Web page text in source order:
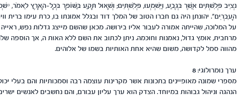
נְצִיב פְּלִשְׁתִּים אֲשֶׁר בְּגֶבַע, וַיִּשְׁמְעוּ, פְּלִשְׁתִּים; וְשָׁאוּל תָּקַע בַּשּׁוֹפָר בְּכָל-הָאָרֶץ לֵאמֹר,
הָעִבְרִים". יהונתן היה גם חברו הטוב של המלך דוד ובגלל אמונתו בו, כרת עימו ברית
על המלוכה, שהייתה אמורה לעבור אליו בירושה. מכאן שהשם מייצג גדלות נפש, ראייה
מרחבית, אומץ גדול, נאמנות וחוכמה. ניתן לכתוב את השם ללא האות ה, אך הוספה
מהווה סמל לקדושה, משום שהיא אחת האותיות בשמו של אלוהים.
ערך נומרולוגי: 8
מספרי שמונה מאופיינים בתכונות אשר מקרינות עוצמה רבה וסמכותיות והם בעלי
הנהגה וניהול גבוהות במיוחד. הצדק הוא ערך עליון עבורם, והם נחשבים לאנשים